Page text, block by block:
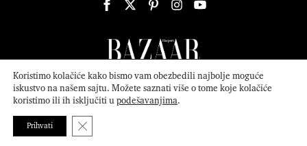
© 2026ATTICA MEDIASerbia, Inc. All Rights Reserved.
Koristimo kolačiće kako bismo vam obezbedili najbolje moguće
iskustvo na našem sajtu. Možete saznati više o tome koje kolačiće
koristimo ili ih isključiti upodešavanjima.
Prihvati Close GDPR Cookie Banner